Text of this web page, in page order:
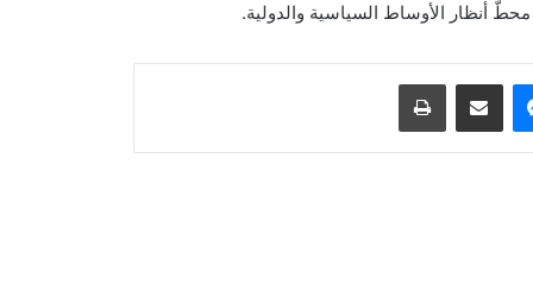
أنظار الأوساط السياسية والدولية.
ماسنجر مشاركة عبر البريد طباعة
وافق مجلس الشيوخ الأمريكي على خطة
أفغانستان هي أكبر سوق لدقيق
كازاخستان؛ ارتفعت صادرات كازاخستان